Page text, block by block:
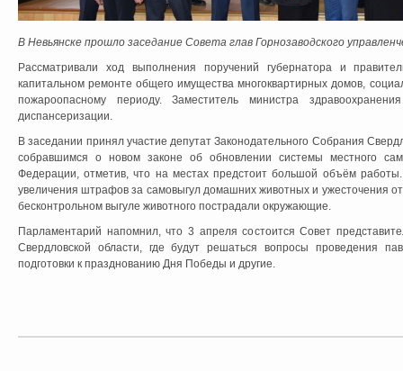
В Невьянске прошло заседание Совета глав Горнозаводского
Рассматривали ход выполнения поручений губернатора и
капитальном ремонте общего имущества многоквартирных домов,
пожароопасному периоду. Заместитель министра
диспансеризации.
В заседании принял участие депутат Законодательного Собрания
собравшимся о новом законе об обновлении системы местного
Федерации, отметив, что на местах предстоит большой объём
увеличения штрафов за самовыгул домашних животных и ужесточения
бесконтрольном выгуле животного пострадали окружающие.
Парламентарий напомнил, что 3 апреля состоится Совет
Свердловской области, где будут решаться вопросы проведения
подготовки к празднованию Дня Победы и другие.